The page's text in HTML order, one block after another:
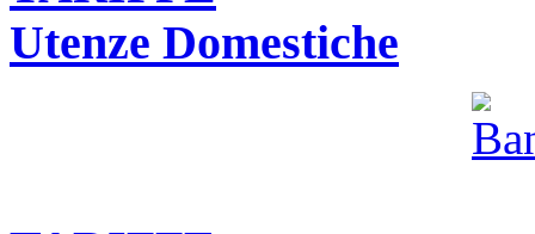
Utenze Domestiche